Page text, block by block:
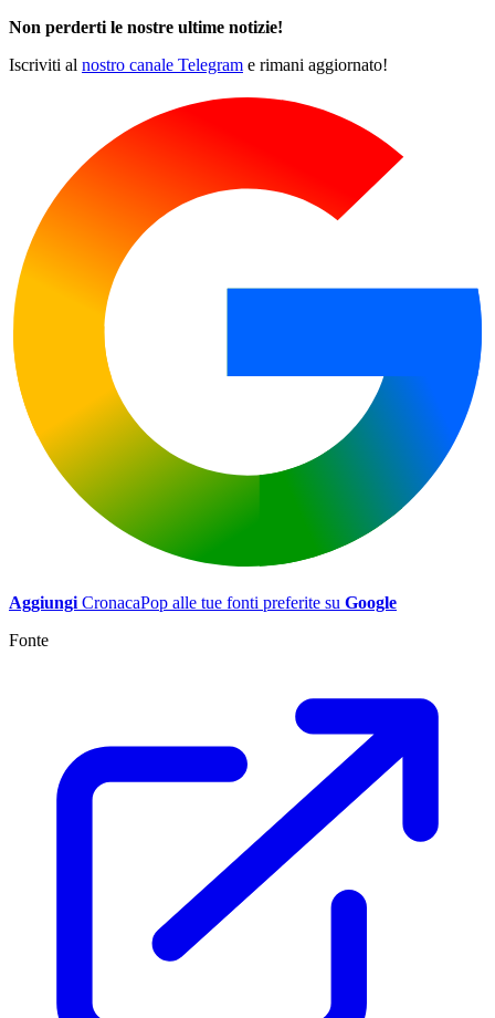
Non perderti le nostre ultime notizie!
Iscriviti al nostro canale Telegram e rimani aggiornato!
Aggiungi CronacaPop alle tue fonti preferite su Google
Fonte